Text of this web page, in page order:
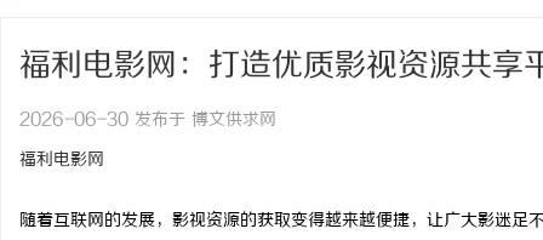
福利电影网：打造优质影视资源共享
2026-06-30 发布于 博文供求网
福利电影网
随着互联网的发展，影视资源的获取变得越来越便捷，让广大影迷